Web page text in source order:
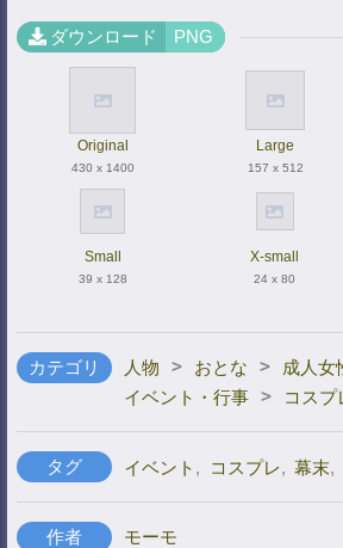
ダウンロード PNG
Original
430 x 1400
Large
157 x 512
Small
39 x 128
X-small
24 x 80
カテゴリ 人物 > おとな >
成人女
イベント・行事 > コスプ
タグ イベント , コスプレ, 幕末,
作者 モーモ